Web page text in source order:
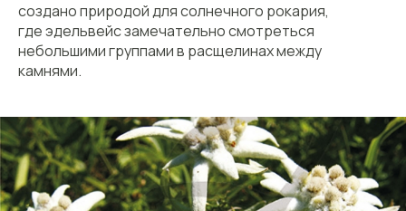
создано природой для солнечного рокария,
где эдельвейс замечательно смотреться
небольшими группами в расщелинах между
камнями.